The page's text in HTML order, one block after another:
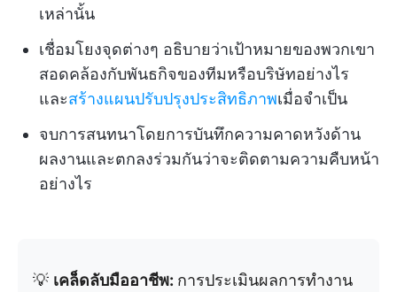
เหล่านั้น
เชื่อมโยงจุดต่างๆ อธิบายว่าเป้าหมายของพวกเขา
สอดคล้องกับพันธกิจของทีมหรือบริษัทอย่างไร
และสร้างแผนปรับปรุงประสิทธิภาพเมื่อจำเป็น
จบการสนทนาโดยการบันทึกความคาดหวังด้าน
ผลงานและตกลงร่วมกันว่าจะติดตามความคืบหน้า
อย่างไร
💡 เคล็ดลับมืออาชีพ: การประเมินผลการทำงาน